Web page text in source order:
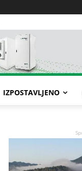
IZPOSTAVLJENO